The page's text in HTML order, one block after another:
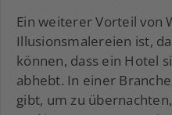
Ein weiterer Vorteil von
Illusionsmalereien ist,
können, dass ein Hotel
abhebt. In einer
gibt, um zu